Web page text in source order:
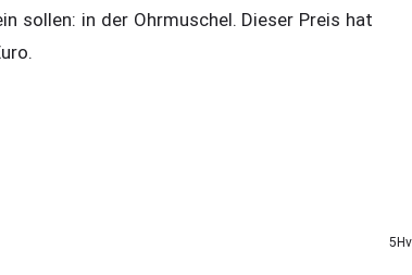
sollen: in der Ohrmuschel. Dieser Preis hat